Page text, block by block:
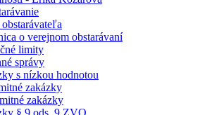
o verejnom obstarávaní
limity
správy
s nízkou hodnotou
zakázky
zakázky
§ 9 ods. 9 ZVO